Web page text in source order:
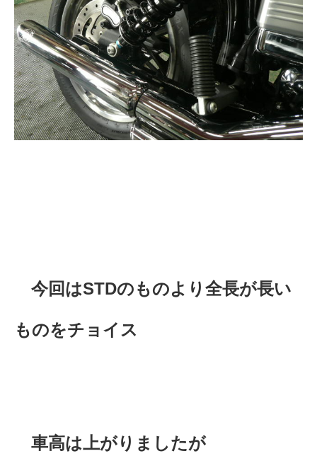
今回はSTDのものより全長が長い
ものをチョイス
車高は上がりましたが